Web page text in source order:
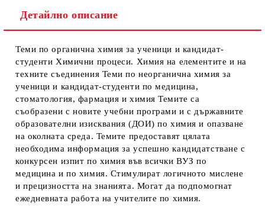
Детайлно описание
Теми по органична химия за ученици и кандидат-
студенти Химични процеси. Химия на елементите и на
техните съединения Теми по неорганична химия за
ученици и кандидат-студенти по медицина,
стоматология, фармация и химия Темите са
съобразени с новите учебни програми и с държавните
образователни изисквания (ДОИ) по химия и опазване
на околната среда. Темите предоставят цялата
необходима информация за успешно кандидатстване с
конкурсен изпит по химия във всички ВУЗ по
медицина и по химия. Стимулират логичното мислене
и прецизността на знанията. Могат да подпомогнат
ежедневната работа на учителите по химия.